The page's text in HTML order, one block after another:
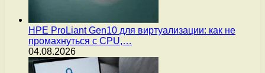
HPE ProLiant Gen10 для виртуализации: как не
промахнуться с CPU,…
04.08.2026